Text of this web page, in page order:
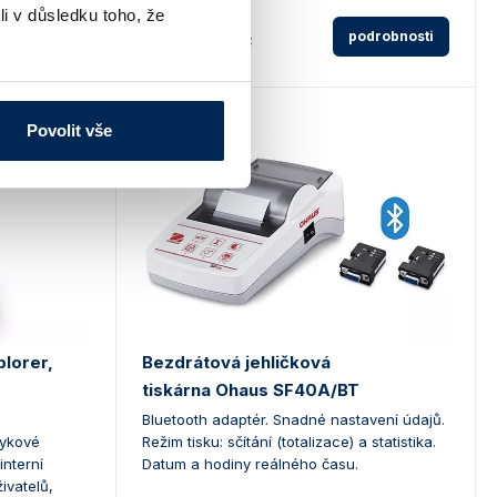
v důsledku toho, že
Povolit vše
3 710 Kč podrobnosti
Bezdrátová jehličková
tiskárna Ohaus SF40A/BT
Bluetooth adaptér. Snadné nastavení údajů.
Režim tisku: sčítání (totalizace) a statistika.
Datum a hodiny reálného času.